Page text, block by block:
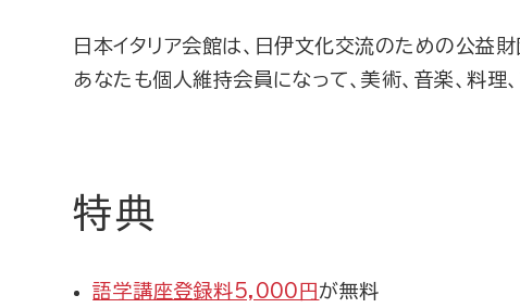
日本イタリア会館は、日伊文化交流のための公益財
あなたも個人維持会員になって、美術、音楽、料理
特典
語学講座登録料5,000円 が無料